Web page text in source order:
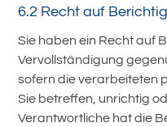
6.2 Recht auf
Sie haben ein Recht auf
Vervollständigung
sofern die verarbeiteten
Sie betreffen, unrichtig
Verantwortliche hat die